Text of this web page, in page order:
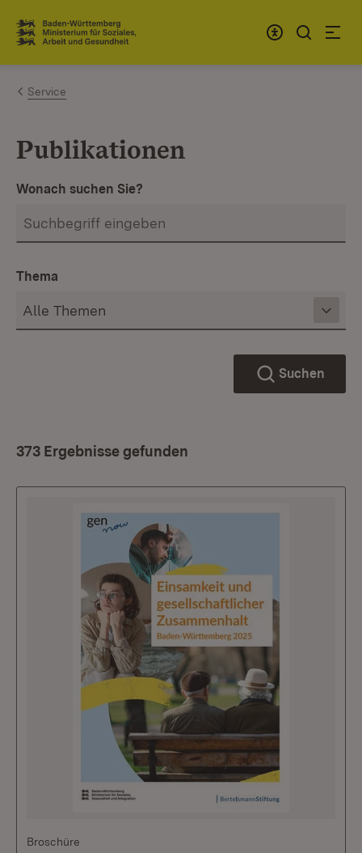
Zum Inhalt springen
Link zur Startseite
Service
Publikationen
Wonach suchen Sie?
Thema
Suchen
373 Ergebnisse gefunden
Broschüre